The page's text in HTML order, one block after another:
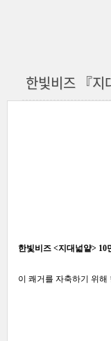
한빛비즈 『지
한빛비즈 <지대넓얕> 10
이 쾌거를 자축하기 위